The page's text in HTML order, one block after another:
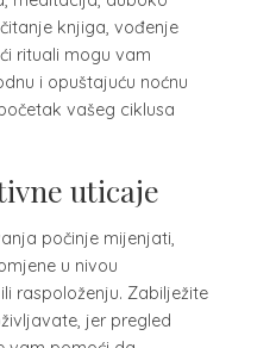
knjiga, vođenje
rituali mogu vam
i opuštajuću noćnu
vašeg ciklusa
uticaje
počinje mijenjati,
u nivou
ili raspoloženju. Zabilježite
jer pregled